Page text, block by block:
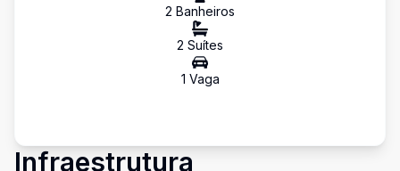
2 Banheiros
2 Suítes
1 Vaga
Infraestrutura